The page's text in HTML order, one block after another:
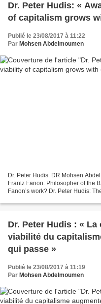
Dr. Peter Hudis: «
of capitalism grows
Publié le 23/08/2017 à 11:22
Par Mohsen Abdelmoumen
Dr. Peter Hudis. DR Mohsen
Frantz Fanon: Philosopher of the
Fanon’s work? Dr. Peter Hudis:
Dr. Peter Hudis : «
viabilité du
qui passe »
Publié le 23/08/2017 à 11:19
Par Mohsen Abdelmoumen